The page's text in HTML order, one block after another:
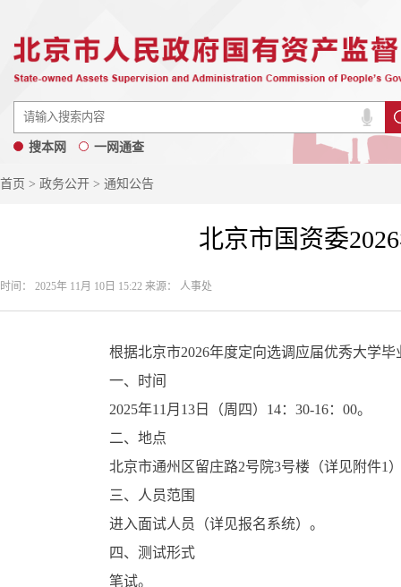
搜本网 一网通查
首页 > 政务公开 > 通知公告
北京市国资委
时间： 2025年 11月 10日 15:22 来源： 人事处
根据北京市2026年度定向选调应届优秀大学毕
一、时间
2025年11月13日（周四）14：30-16：00。
二、地点
北京市通州区留庄路2号院3号楼（详见附件1
三、人员范围
进入面试人员（详见报名系统）。
四、测试形式
笔试。